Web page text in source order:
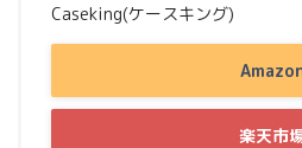
Caseking(ケースキング)
楽天市